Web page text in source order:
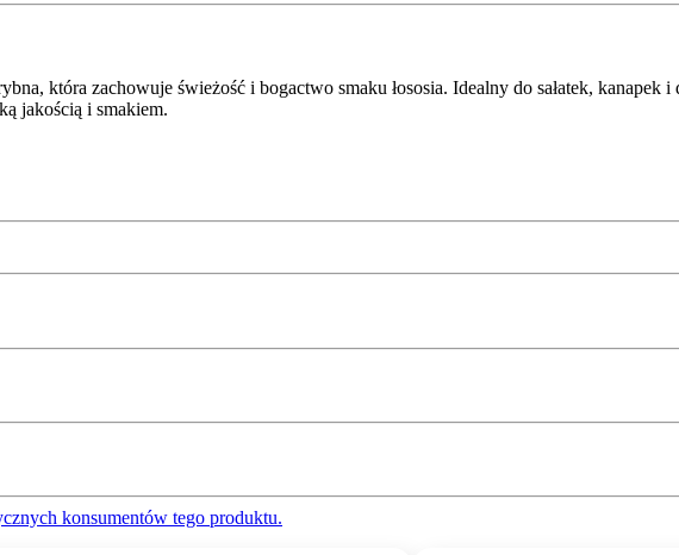
która zachowuje świeżość i bogactwo smaku łososia. Idealny do sałatek,
jakością i smakiem.
konsumentów tego produktu.